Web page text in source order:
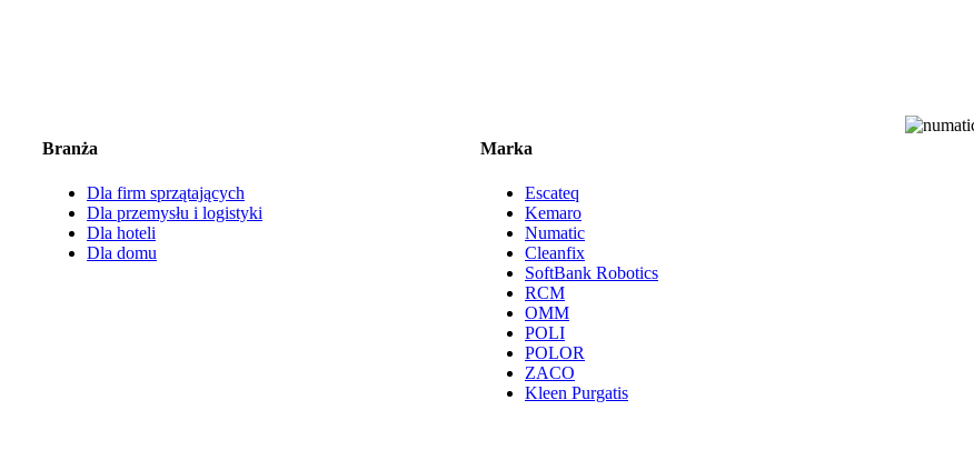
Branża
Dla firm sprzątających
Dla przemysłu i logistyki
Dla hoteli
Dla domu
Marka
Escateq
Kemaro
Numatic
Cleanfix
SoftBank Robotics
RCM
OMM
POLI
POLOR
ZACO
Kleen Purgatis